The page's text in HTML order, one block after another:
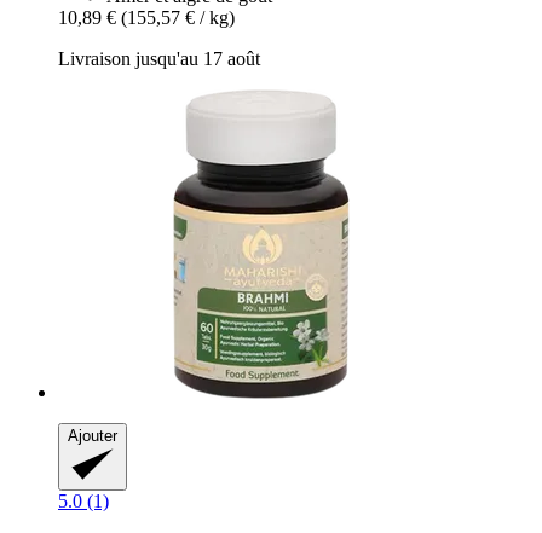
10,89 € (155,57 € / kg)
Livraison jusqu'au 17 août
Ajouter
5.0 (1)